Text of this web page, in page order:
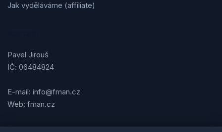
Jak vyděláváme (affiliate)
Pavel Jirouš
IČ: 06484824
E-mail: info@fman.cz
Web: fman.cz